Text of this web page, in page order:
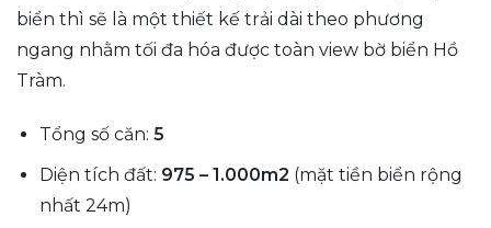
biển thì sẽ là một thiết kế trải dài theo phương
ngang nhằm tối đa hóa được toàn view bờ biển Hồ
Tràm.
Tổng số căn: 5
Diện tích đất: 975 – 1.000m2 (mặt tiền biển rộng
nhất 24m)